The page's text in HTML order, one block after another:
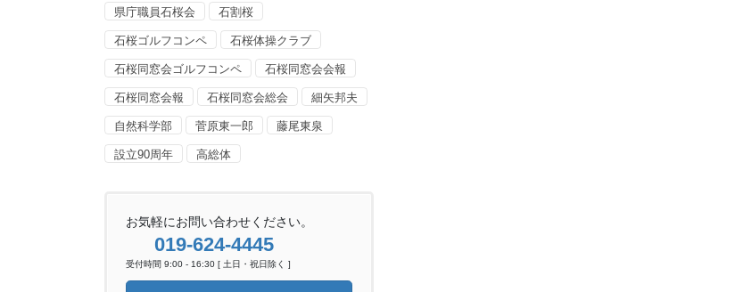
県庁職員石桜会 石割桜
石桜ゴルフコンペ 石桜体操クラブ
石桜同窓会ゴルフコンペ 石桜同窓会会報
石桜同窓会報 石桜同窓会総会 細矢邦夫
自然科学部 菅原東一郎 藤尾東泉
設立90周年 高総体
お気軽にお問い合わせください。
019-624-4445
受付時間 9:00 - 16:30 [ 土日・祝日除く ]